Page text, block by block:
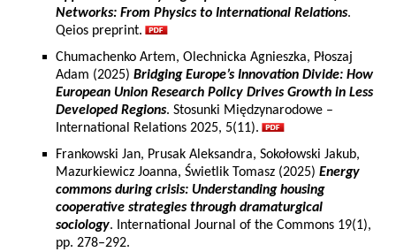
Networks: From Physics to International Relations.
Qeios preprint.
Chumachenko Artem, Olechnicka Agnieszka, Płoszaj
Adam (2025) Bridging Europe’s Innovation Divide: How
European Union Research Policy Drives Growth in Less
Developed Regions. Stosunki Międzynarodowe –
International Relations 2025, 5(11).
Frankowski Jan, Prusak Aleksandra, Sokołowski Jakub,
Mazurkiewicz Joanna, Świetlik Tomasz (2025) Energy
commons during crisis: Understanding housing
cooperative strategies through dramaturgical
sociology. International Journal of the Commons 19(1),
pp. 278–292.